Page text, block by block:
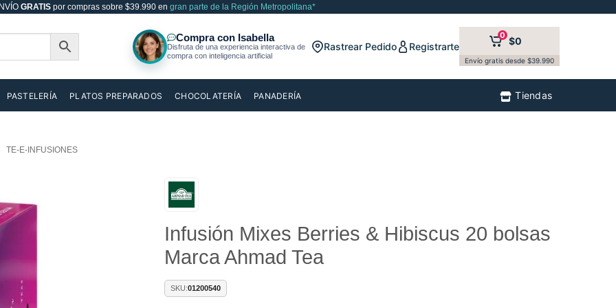
GRATISpor compras sobre $39.990 en gran parte de la Región Metropolitana*
Rastrear Pedido Registrarte
0 $0
Envío gratis desde $39.990
PASTELERÍA PLATOS PREPARADOS CHOCOLATERÍA PANADERÍA Tiendas
TE-E-INFUSIONES
Infusión Mixes Berries & Hibiscus 20 bolsas
Marca Ahmad Tea
SKU:01200540